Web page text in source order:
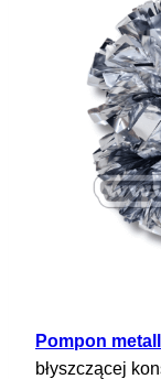
Pompon
błyszczącej